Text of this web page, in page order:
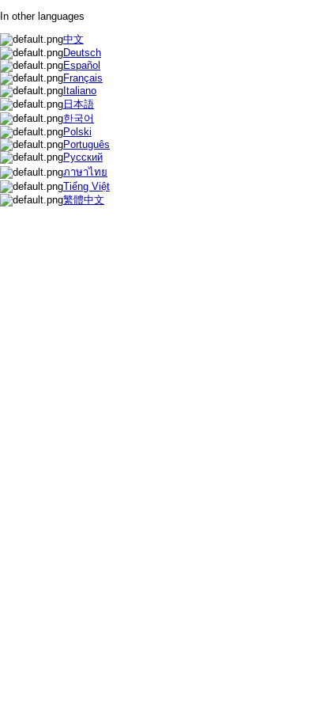
In other languages
中文
Deutsch
Español
Français
Italiano
日本語
한국어
Polski
Português
Русский
ภาษาไทย
Tiếng Việt
繁體中文